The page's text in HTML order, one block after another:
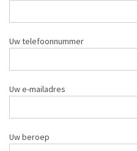
Uw telefoonnummer
Uw e-mailadres
Uw beroep